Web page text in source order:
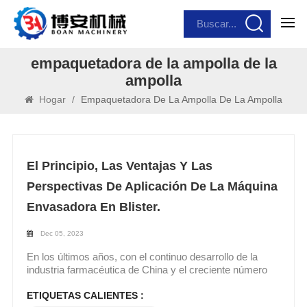
empaquetadora de la ampolla de la
ampolla
Hogar / Empaquetadora De La Ampolla De La Ampolla
El Principio, Las Ventajas Y Las
Perspectivas De Aplicación De La Máquina
Envasadora En Blister.
Dec 05, 2023
En los últimos años, con el continuo desarrollo de la
industria farmacéutica de China y el creciente número
han vuelto más abundantes, y la calidad de los
ETIQUETAS CALIENTES :